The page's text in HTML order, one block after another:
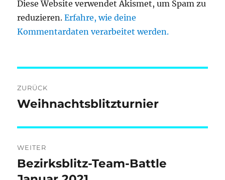
Diese Website verwendet Akismet, um Spam zu
reduzieren.Erfahre, wie deine
Kommentardaten verarbeitet werden.
ZURÜCK
Vorheriger
Weihnachtsblitzturnier
WEITER
Nächster
Beitrag:
Bezirksblitz-Team-Battle